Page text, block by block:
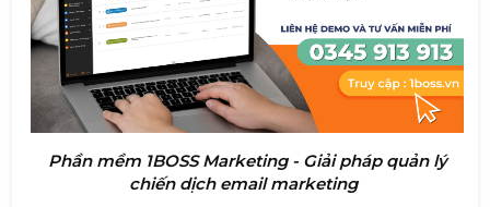
Phần mềm 1BOSS Marketing - Giải pháp quản lý
chiến dịch email marketing